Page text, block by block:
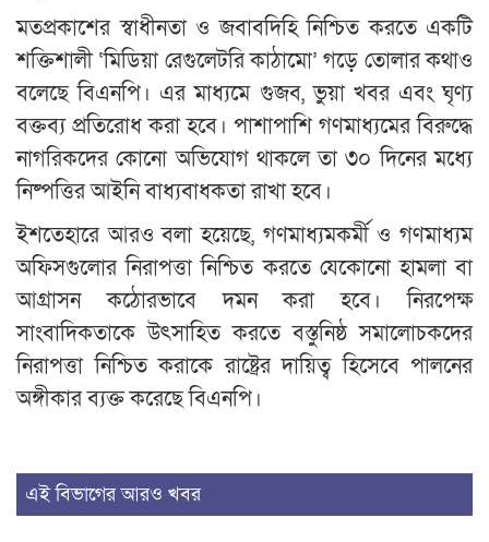
মতপ্রকাশের স্বাধীনতা ও জবাবদিহি নিশ্চিত করতে একটি
শক্তিশালী ‘মিডিয়া রেগুলেটরি কাঠামো’ গড়ে তোলার কথাও
বলেছে বিএনপি। এর মাধ্যমে গুজব, ভুয়া খবর এবং ঘৃণ্য
বক্তব্য প্রতিরোধ করা হবে। পাশাপাশি গণমাধ্যমের বিরুদ্ধে
নাগরিকদের কোনো অভিযোগ থাকলে তা ৩০ দিনের মধ্যে
নিষ্পত্তির আইনি বাধ্যবাধকতা রাখা হবে।
ইশতেহারে আরও বলা হয়েছে, গণমাধ্যমকর্মী ও গণমাধ্যম
অফিসগুলোর নিরাপত্তা নিশ্চিত করতে যেকোনো হামলা বা
আগ্রাসন কঠোরভাবে দমন করা হবে। নিরপেক্ষ
সাংবাদিকতাকে উৎসাহিত করতে বস্তুনিষ্ঠ সমালোচকদের
নিরাপত্তা নিশ্চিত করাকে রাষ্ট্রের দায়িত্ব হিসেবে পালনের
অঙ্গীকার ব্যক্ত করেছে বিএনপি।
এই বিভাগের আরও খবর